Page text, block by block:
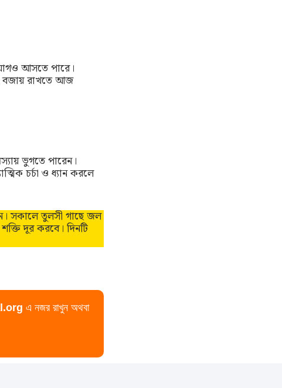
আসতে পারে।
বজায় রাখতে আজ
ভুগতে পারেন।
চর্চা ও ধ্যান করলে
সকালে তুলসী গাছে জল
দূর করবে। দিনটি
এ নজর রাখুন অথবা